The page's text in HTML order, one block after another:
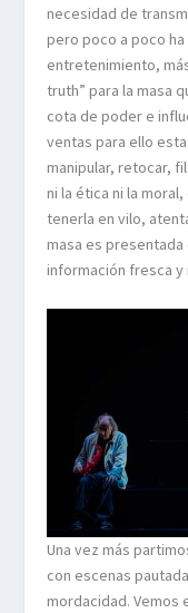
necesidad de
pero poco a poco
entretenimiento,
truth” para la masa
cota de poder e
ventas para ello
manipular, retocar,
ni la ética ni la
tenerla en vilo,
masa es
información fresca
Una vez más
con escenas
mordacidad. Vemos